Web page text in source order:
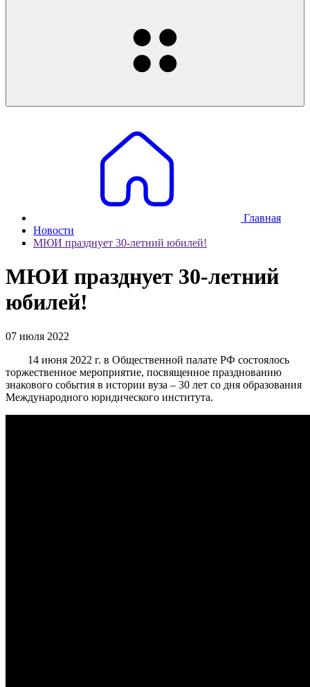
Главная
Новости
МЮИ празднует 30-летний юбилей!
МЮИ празднует 30-летний
юбилей!
07 июля 2022
14 июня 2022 г. в Общественной палате РФ состоялось
торжественное мероприятие, посвященное празднованию
знакового события в истории вуза – 30 лет со дня образования
Международного юридического института.